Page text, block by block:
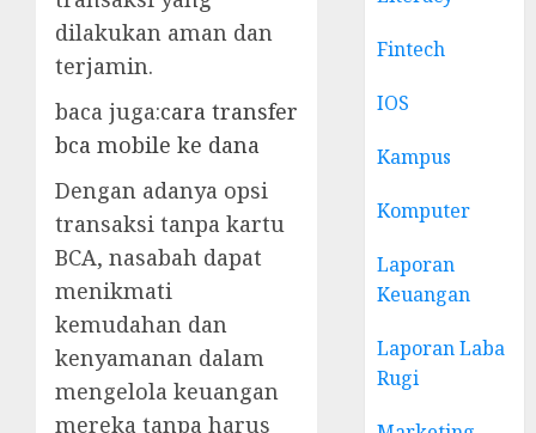
dilakukan aman dan
terjamin.
baca juga:cara transfer
bca mobile ke dana
Dengan adanya opsi
transaksi tanpa kartu
BCA, nasabah dapat
menikmati
kemudahan dan
kenyamanan dalam
mengelola keuangan
mereka tanpa harus
Fintech
IOS
Kampus
Komputer
Laporan
Keuangan
Laporan Laba
Rugi